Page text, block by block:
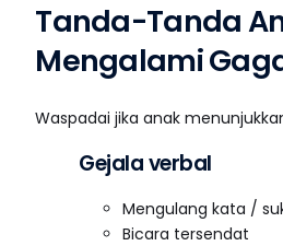
Tanda-Tanda
Mengalami
Waspadai jika anak
Gejala verbal
Mengulang kata /
Bicara tersendat